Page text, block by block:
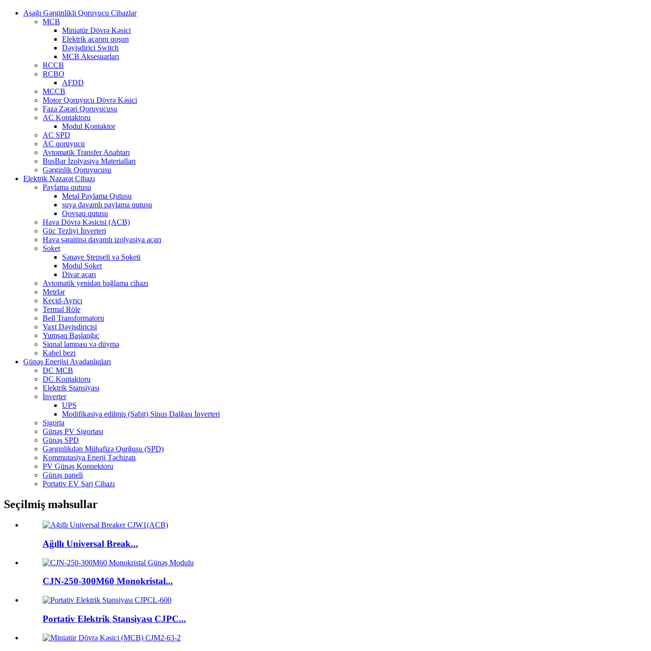
Aşağı Gərginlikli Qoruyucu Cihazlar
MCB
Miniatür Dövrə Kəsici
Elektrik açarını qoşun
Dəyişdirici Switch
MCB Aksesuarları
RCCB
RCBO
AFDD
MCCB
Motor Qoruyucu Dövrə Kəsici
Faza Zərəri Qoruyucusu
AC Kontaktoru
Modul Kontaktor
AC SPD
AC qoruyucu
Avtomatik Transfer Anahtarı
BusBar İzolyasiya Materialları
Gərginlik Qoruyucusu
Elektrik Nəzarət Cihazı
Paylama qutusu
Metal Paylama Qutusu
suya davamlı paylama qutusu
Qovşaq qutusu
Hava Dövrə Kəsicisi (ACB)
Güc Tezliyi İnverteri
Hava şəraitinə davamlı izolyasiya açarı
Soket
Sənaye Ştepseli və Soketi
Modul Soket
Divar açarı
Avtomatik yenidən bağlama cihazı
Metrlər
Keçid-Ayrıcı
Termal Röle
Bell Transformatoru
Vaxt Dəyişdiricisi
Yumşaq Başlanğıc
Siqnal lampası və düymə
Kabel bezi
Günəş Enerjisi Avadanlıqları
DC MCB
DC Kontaktoru
Elektrik Stansiyası
İnverter
UPS
Modifikasiya edilmiş (Sabit) Sinus Dalğası İnverteri
Sigorta
Günəş PV Sigortası
Günəş SPD
Gərginlikdən Mühafizə Qurğusu (SPD)
Kommutasiya Enerji Təchizatı
PV Günəş Konnektoru
Günəş paneli
Portativ EV Şarj Cihazı
Seçilmiş məhsullar
Ağıllı Universal Break...
CJN-250-300M60 Monokristal...
Portativ Elektrik Stansiyası CJPC...